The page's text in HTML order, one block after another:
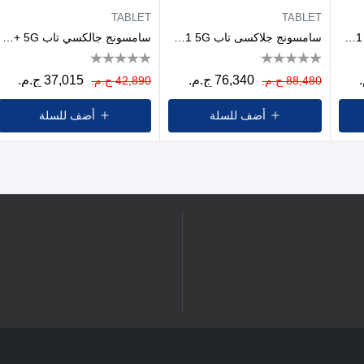
TABLET
88,480 ج.م. 76,340 ج.م.
أضف للسلة
TABLET
سامسونج جالكسي تاب S10 FE+ 5G، رامات 8جيجابايت، 128جيجابايت - رمادي
42,890 ج.م. 37,015 ج.م.
أضف للسلة